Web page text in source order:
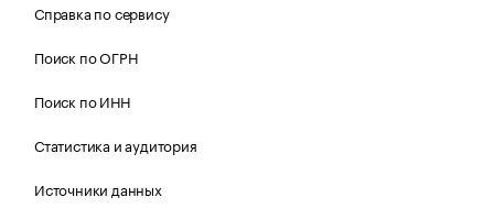
Справка по сервису
Поиск по ОГРН
Поиск по ИНН
Статистика и аудитория
Источники данных